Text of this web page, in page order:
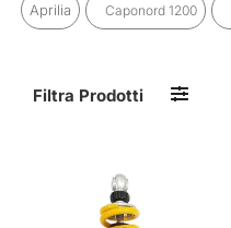
Aprilia Caponord 1200
Filtra Prodotti